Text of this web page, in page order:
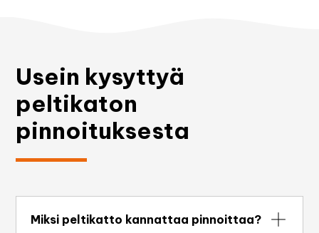
Usein kysyttyä
peltikaton
pinnoituksesta
Miksi peltikatto kannattaa pinnoittaa?